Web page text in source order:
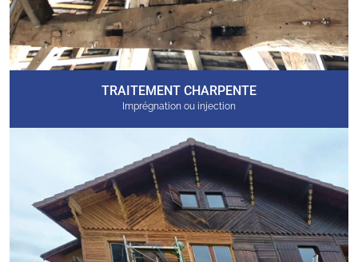
TRAITEMENT CHARPENTE
Imprégnation ou injection